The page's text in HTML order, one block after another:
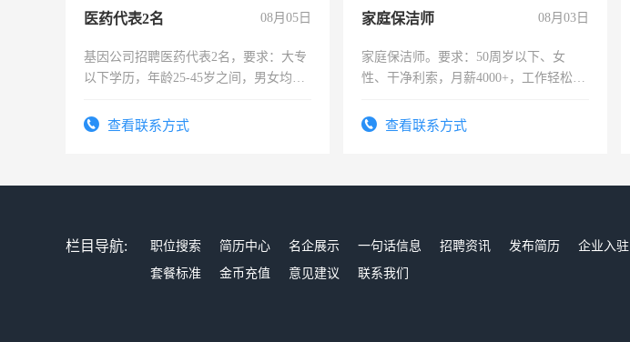
医药代表2名 08月05日
基因公司招聘医药代表2名，要求：大专
以下学历，年龄25-45岁之间，男女均
表或者有医学资质的优先，底薪+绩效，
查看联系方式
家庭保洁师 08月03日
家庭保洁师。要求：50周岁以下、女
性、干净利索，月薪4000+，工作轻松，
太太等。查看联系方式
栏目导航: 职位搜索 简历中心 名企展示 一句话信息 招聘资讯 发布简历 企业入驻
套餐标准
金币充值 意见建议 联系我们